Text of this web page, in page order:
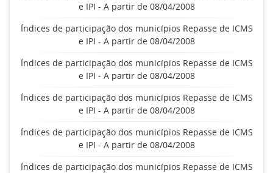
e IPI - A partir de 08/04/2008
Índices de participação dos municípios Repasse de ICMS
e IPI - A partir de 08/04/2008
Índices de participação dos municípios Repasse de ICMS
e IPI - A partir de 08/04/2008
Índices de participação dos municípios Repasse de ICMS
e IPI - A partir de 08/04/2008
Índices de participação dos municípios Repasse de ICMS
e IPI - A partir de 08/04/2008
Índices de participação dos municípios Repasse de ICMS